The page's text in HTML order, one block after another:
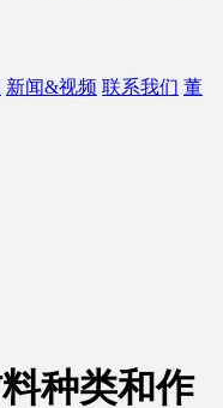
新闻&视频 联系我们 董
种类和作